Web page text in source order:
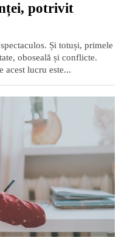
potrivit
Și totuși, primele
oboseală și conflicte.
acest lucru este...